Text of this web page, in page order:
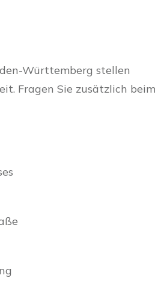
Württemberg stellen
Fragen Sie zusätzlich beim